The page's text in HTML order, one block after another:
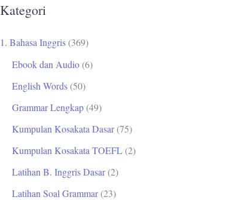
i
u
Kategori
1. Bahasa Inggris (369)
Ebook dan Audio (6)
English Words (50)
Grammar Lengkap (49)
Kumpulan Kosakata Dasar(75)
Kumpulan Kosakata TOEFL (2)
Latihan B. Inggris Dasar(2)
Latihan Soal Grammar(23)